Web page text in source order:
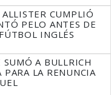
ALLISTER CUMPLIÓ
PELO ANTES DE
INGLÉS
SUMÓ A BULLRICH
PARA LA RENUNCIA